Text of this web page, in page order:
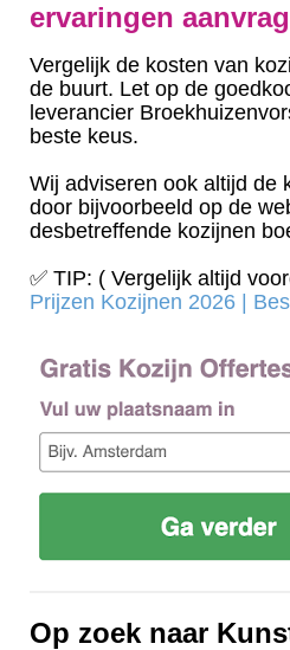
ervaringen
Vergelijk de kosten van
de buurt. Let op de
leverancier
beste keus.
Wij adviseren ook altijd de
door bijvoorbeeld op de
desbetreffende kozijnen
✅ TIP: ( Vergelijk altijd
Prijzen Kozijnen 2026 |
Op zoek naar